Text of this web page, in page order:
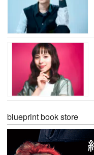
blueprint book store